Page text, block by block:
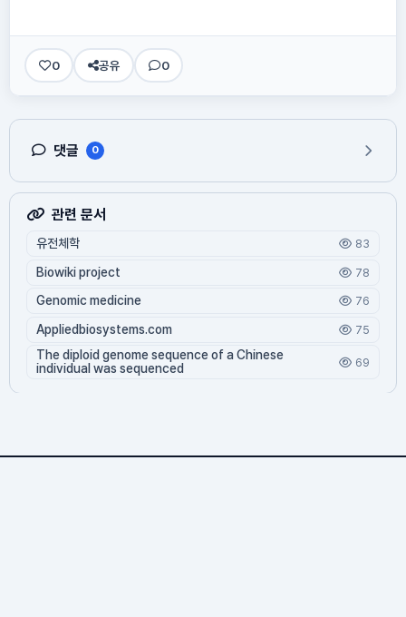
0 공유 0
댓글 0
관련 문서
유전체학 83
Biowiki project 78
Genomic medicine 76
Appliedbiosystems.com 75
The diploid genome sequence of a Chinese
individual was sequenced
69